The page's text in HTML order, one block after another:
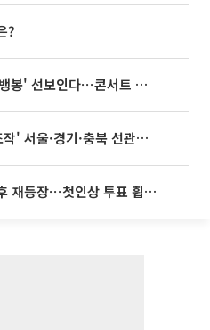
?
빅뱅, 20주년 기념 '새 뱅봉' 선보인다⋯콘서트 앞두고 팝업 개최
기·충북 선관위 등 추가 압수수색
‘나솔사계’ 국화, 결별 후 재등장⋯첫인상 투표 휩쓸고 ‘인기녀’ 등극